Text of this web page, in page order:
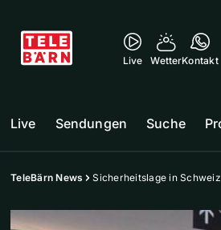
Live WetterKontakt
Live Sendungen Suche
TeleBärn News Sicherheitslage in